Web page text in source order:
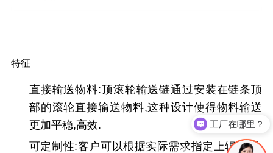
特征
直接输送物料:顶滚轮输送链通过安装在链条顶
部的滚轮直接输送物料,这种设计使得物料输送
更加平稳,高效.
可定制性:客户可以根据实际需求指定上辊间距,
工厂在哪里？